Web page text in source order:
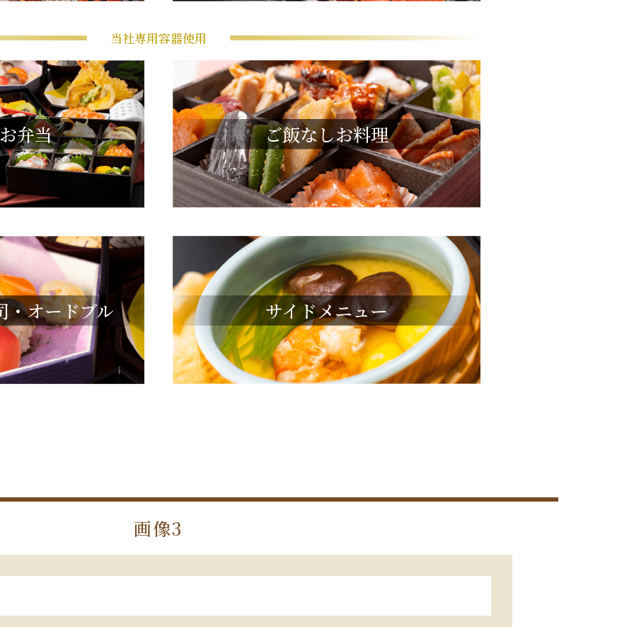
当社専用容器使用
弁当 ご飯なしお料理
・オードブル サイドメニュー
画像3